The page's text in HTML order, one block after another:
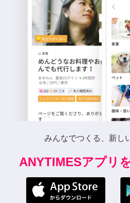
みんなでつくる、新し
ANYTIMESアプリ